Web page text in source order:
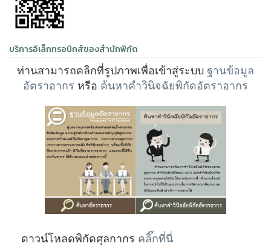
บริการอิเล็กทรอนิกส์ของสำนักพิกัด
ท่านสามารถคลิกที่รูปภาพเพื่อเข้าสู่ระบบ ฐานข้อมูล
อัตราอากร หรือ ค้นหาคำวินิจฉัยพิกัดอัตราอากร
ดาวน์โหลดพิกัดศุลกากร คลิ๊กที่นี่